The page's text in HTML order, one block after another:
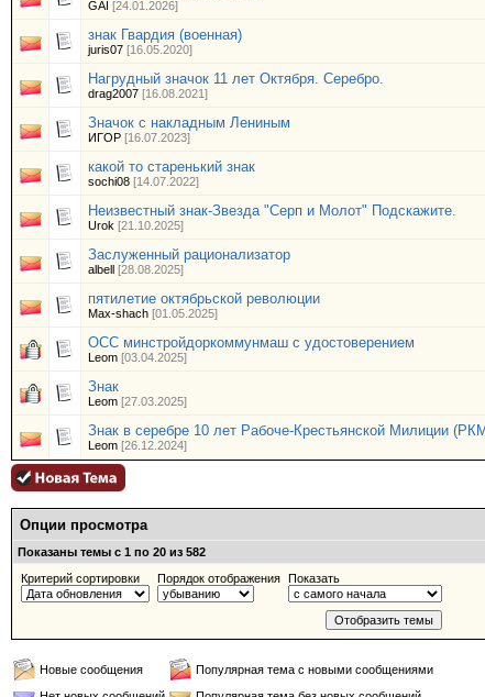
GAI [24.01.2026]
знак Гвардия (военная)
juris07 [16.05.2020]
Нагрудный значок 11 лет Октября. Серебро.
drag2007 [16.08.2021]
Значок с накладным Лениным
ИГOР [16.07.2023]
какой то старенький знак
sochi08 [14.07.2022]
Неизвестный знак-Звезда "Серп и Молот" Подскажите.
Urok [21.10.2025]
Заслуженный рационализатор
albell [28.08.2025]
пятилетие октябрьской революции
Max-shach [01.05.2025]
ОСС минстройдоркоммунмаш с удостоверением
Leom [03.04.2025]
Знак
Leom [27.03.2025]
Знак в серебре 10 лет Рабоче-Крестьянской Милиции
Leom [26.12.2024]
Опции просмотра
Показаны темы с 1 по 20 из 582
Критерий сортировки
Порядок отображения Показать
Новые сообщения
Популярная тема с новыми сообщениями